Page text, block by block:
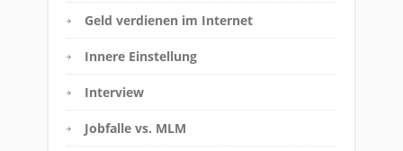
Geld verdienen im Internet
Innere Einstellung
Interview
Jobfalle vs. MLM